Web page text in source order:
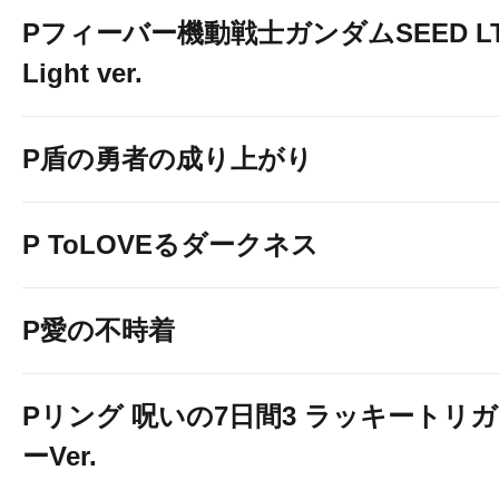
Pフィーバー機動戦士ガンダムSEED
Light ver.
P盾の勇者の成り上がり
P ToLOVEるダークネス
P愛の不時着
Pリング 呪いの7日間3 ラッキートリガ
ーVer.